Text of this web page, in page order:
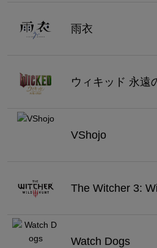
雨衣
ウィキッド 永遠
VShojo
The Witcher 3:
Watch Dogs